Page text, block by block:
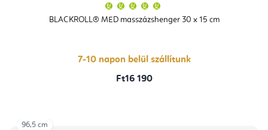
BLACKROLL® MED masszázshenger 30 x 15 cm
átlagos
értékelése
csillag.
7-10 napon belül szállítunk
Ft16 190
96,5 cm